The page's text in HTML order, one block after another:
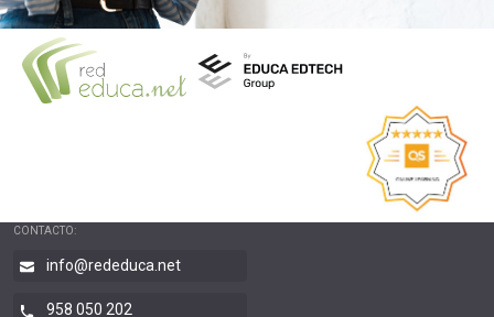
CONTACTO:
info@rededuca.net
958 050 202